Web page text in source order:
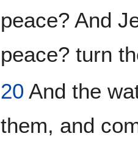
peace? And
peace? turn
20 And the
them, and